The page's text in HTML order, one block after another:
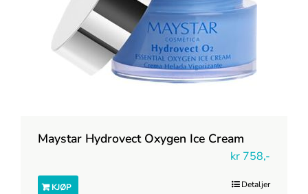
Maystar Hydrovect Oxygen Ice Cream
kr 758,-
KJØP Detaljer